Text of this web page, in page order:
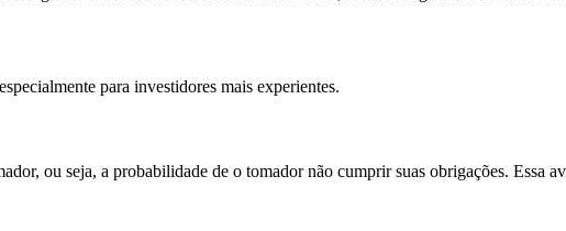
para investidores mais experientes.
ou seja, a probabilidade de o tomador não cumprir suas obrigações. Essa